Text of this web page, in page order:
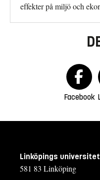
effekter på miljö och
Facebook
Linköpings universitet
581 83 Linköping